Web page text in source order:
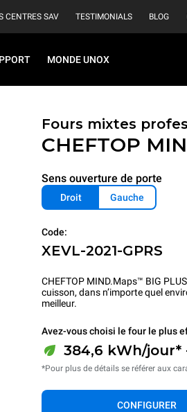
CENTRES SAV TESTIMONIALS BLOG
MONDE UNOX
Fours mixtes
CHEFTOP
Sens ouverture de porte
Droit Gauche
Code:
XEVL-2021-GPRS
CHEFTOP MIND.Maps™ BIG
cuisson, dans n’importe quel
meilleur.
Avez-vous choisi le four le plus
384,6 kWh/jour*
*Pour plus de détails se référer aux
CONFIGURER